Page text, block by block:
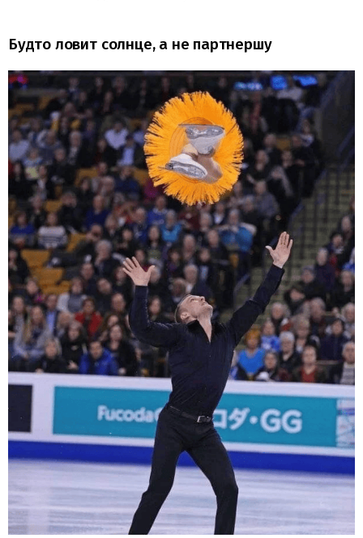
Будто ловит солнце, а не партнершу